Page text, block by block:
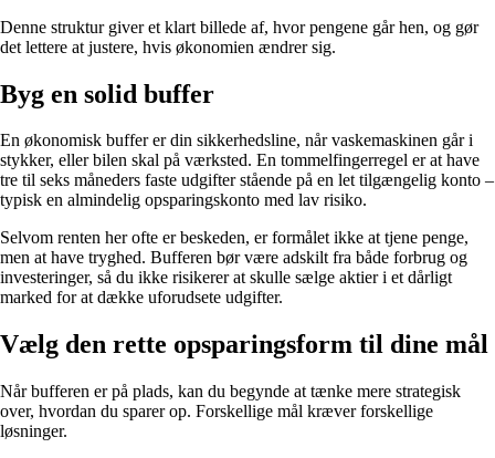
Denne struktur giver et klart billede af, hvor pengene går hen, og gør
det lettere at justere, hvis økonomien ændrer sig.
Byg en solid buffer
En økonomisk buffer er din sikkerhedsline, når vaskemaskinen går i
stykker, eller bilen skal på værksted. En tommelfingerregel er at have
tre til seks måneders faste udgifter stående på en let tilgængelig konto –
typisk en almindelig opsparingskonto med lav risiko.
Selvom renten her ofte er beskeden, er formålet ikke at tjene penge,
men at have tryghed. Bufferen bør være adskilt fra både forbrug og
investeringer, så du ikke risikerer at skulle sælge aktier i et dårligt
marked for at dække uforudsete udgifter.
Vælg den rette opsparingsform til dine mål
Når bufferen er på plads, kan du begynde at tænke mere strategisk
over, hvordan du sparer op. Forskellige mål kræver forskellige
løsninger.